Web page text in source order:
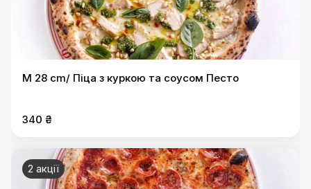
M 28 cm/ Піца з куркою та соусом Песто
340 ₴
2 акції